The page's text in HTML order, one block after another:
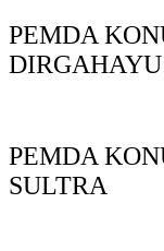
PEMDA
PEMDA
SULTRA